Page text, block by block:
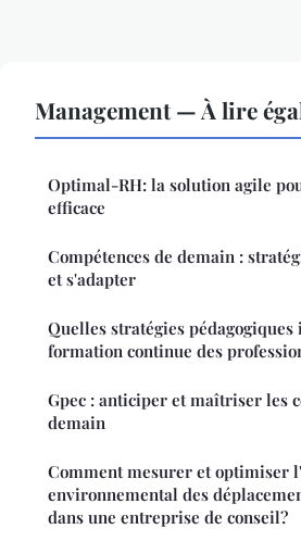
Management — À lire
Optimal-RH: la solution agile
efficace
Compétences de demain :
et s'adapter
Quelles stratégies
formation continue des
Gpec : anticiper et maîtriser les
demain
Comment mesurer et optimiser
environnemental des
dans une entreprise de conseil?